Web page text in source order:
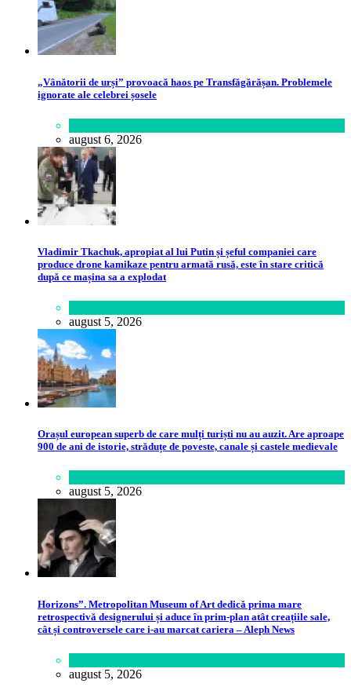
„Vânătorii de urși” provoacă haos pe Transfăgărășan. Problemele
ignorate ale celebrei șosele
august 6, 2026
Vladimir Tkachuk, apropiat al lui Putin și șeful companiei care
produce drone kamikaze pentru armată rusă, este în stare critică
după ce mașina sa a explodat
august 5, 2026
Orașul european superb de care mulți turiști nu au auzit. Are aproape
900 de ani de istorie, străduțe de poveste, canale și castele medievale
august 5, 2026
Horizons”. Metropolitan Museum of Art dedică prima mare
retrospectivă designerului și aduce în prim-plan atât creațiile sale,
cât și controversele care i-au marcat cariera – Aleph News
august 5, 2026